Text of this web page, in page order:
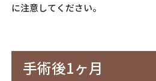
に注意してください。
手術後1ヶ月